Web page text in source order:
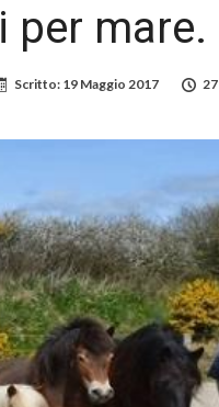
per mare.
Scritto: 19 Maggio 2017